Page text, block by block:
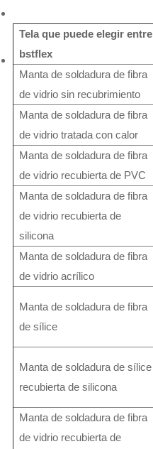
Tela que puede elegir entre
bstflex
Manta de soldadura de fibra
de vidrio sin recubrimiento
Manta de soldadura de fibra
de vidrio tratada con calor
Manta de soldadura de fibra
de vidrio recubierta de PVC
Manta de soldadura de fibra
de vidrio recubierta de
silicona
Manta de soldadura de fibra
de vidrio acrílico
Manta de soldadura de fibra
de sílice
Manta de soldadura de sílice
recubierta de silicona
Manta de soldadura de fibra
de vidrio recubierta de